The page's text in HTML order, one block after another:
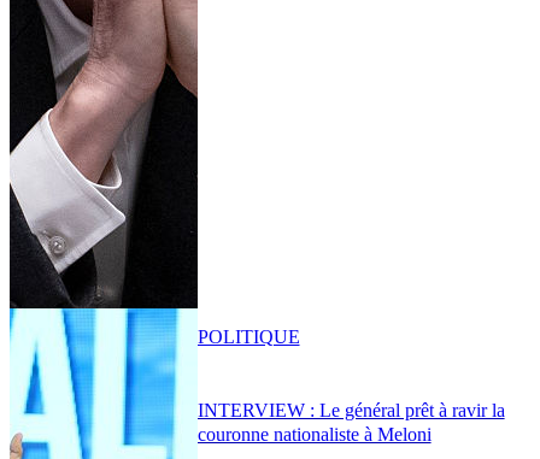
INTERVIEW : Le général prêt à ravir la
couronne nationaliste à Meloni
POLITIQUE